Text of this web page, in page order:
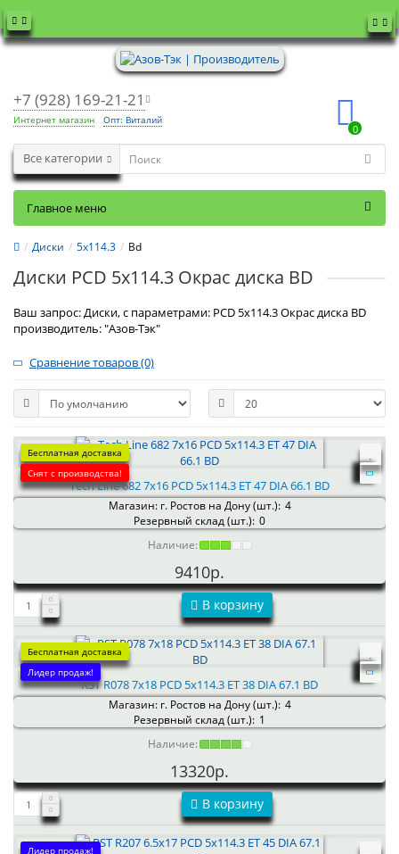
+7 (928) 169-21-21
Интернет магазин Опт: Виталий
0
Все категории
Главное меню
Диски 5x114.3 Bd
Диски PCD 5x114.3 Окрас диска BD
Ваш запрос: Диски, с параметрами: PCD 5x114.3 Окрас диска BD
производитель: "Азов-Тэк"
Сравнение товаров (0)
Бесплатная доставка
Снят с производства!
Tech Line 682 7x16 PCD 5x114.3 ET 47 DIA 66.1 BD
Магазин: г. Ростов на Дону (шт.): 4
Резервный склад (шт.): 0
Наличие:
9410р.
В корзину
Бесплатная доставка
Лидер продаж!
RST R078 7x18 PCD 5x114.3 ET 38 DIA 67.1 BD
Магазин: г. Ростов на Дону (шт.): 4
Резервный склад (шт.): 1
Наличие:
13320р.
В корзину
Лидер продаж!